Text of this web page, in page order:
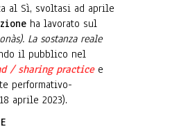
al Sì, svoltasi ad aprile
ha lavorato sul
La sostanza reale
il pubblico nel
/ sharing practicee
performativo-
aprile 2023).